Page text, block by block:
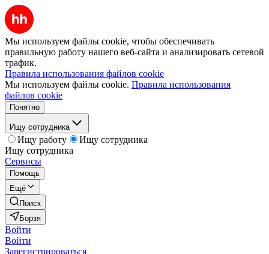
Мы используем файлы cookie, чтобы обеспечивать
правильную работу нашего веб-сайта и анализировать сетевой
трафик.
Правила использования файлов cookie
Мы используем файлы cookie. Правила использования
файлов cookie
Понятно
Ищу сотрудника
Ищу работу
Ищу сотрудника
Ищу сотрудника
Сервисы
Помощь
Ещё
Поиск
Борзя
Войти
Войти
Зарегистрироваться